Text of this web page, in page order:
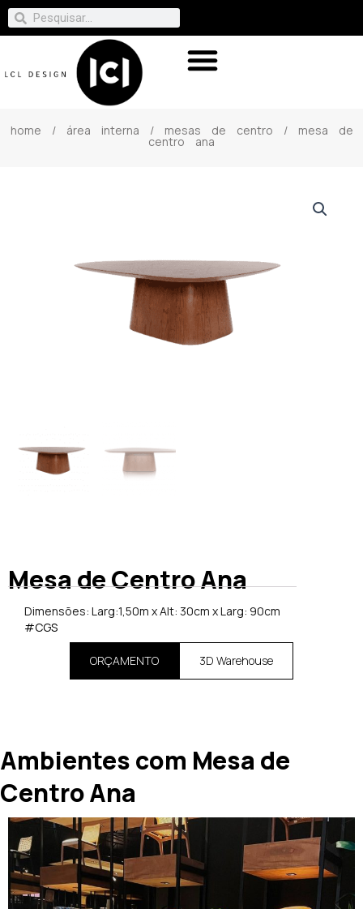
home / área interna / mesas de centro / mesa de
centro ana
Mesa de Centro Ana
Dimensões: Larg:1,50m x Alt: 30cm x Larg: 90cm
#CGS
ORÇAMENTO 3D Warehouse
Ambientes com Mesa de
Centro Ana